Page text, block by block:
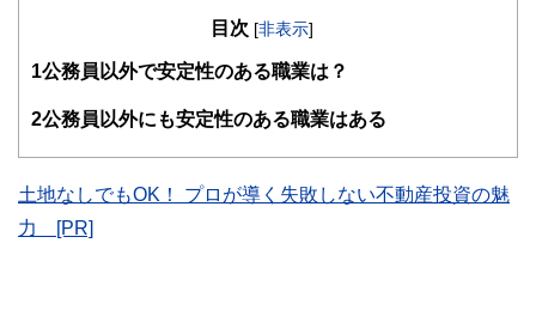
知識がない方でも理解できるようわかりやすく発信していま
得者を中心に「お金や暮らし」に関する書籍・雑誌の編集経
験者で構成され、企画立案から記事掲載まですべての工程に
FinancialFieldの特徴は、ファイナンシャルプランナー、弁
目次 [非表示]
1 公務員以外で安定性のある職業は？
2公務員以外にも安定性のある職業はある
土地なしでもOK！ プロが導く失敗しない不動産投資の魅
力 [PR]